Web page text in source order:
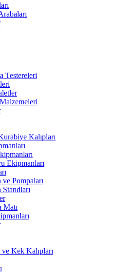
Testereleri
Kalıpları
Ekipmanları
Pompaları
Standları
Matı
Kek Kalıpları